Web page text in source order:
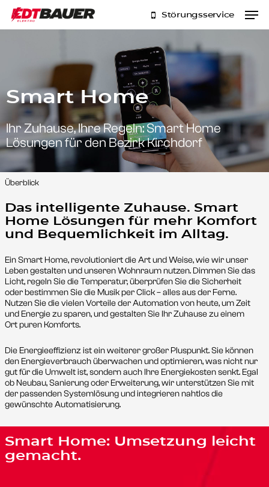
Störungsservice
Smart Home
Ihr Zuhause, Ihre Regeln: Smart Home
Lösungen für den Bezirk Kirchdorf
Überblick
Das intelligente Zuhause. Smart
Home Lösungen für mehr Komfort
und Bequemlichkeit im Alltag.
Ein Smart Home, revolutioniert die Art und Weise, wie wir unser
Leben gestalten und unseren Wohnraum nutzen. Dimmen Sie das
Licht, regeln Sie die Temperatur, überprüfen Sie die Sicherheit
oder bestimmen Sie die Musik per Click – alles aus der Ferne.
Nutzen Sie die vielen Vorteile der Automation von heute, um Zeit
und Energie zu sparen, und gestalten Sie Ihr Zuhause zu einem
Ort puren Komforts.
Die Energieeffizienz ist ein weiterer großer Pluspunkt. Sie können
den Energieverbrauch überwachen und optimieren, was nicht nur
gut für die Umwelt ist, sondern auch Ihre Energiekosten senkt. Egal
ob Neubau, Sanierung oder Erweiterung, wir unterstützen Sie mit
der passenden Systemlösung und integrieren nahtlos die
gewünschte Automatisierung.
Smart Home: Umsetzung leicht
gemacht.